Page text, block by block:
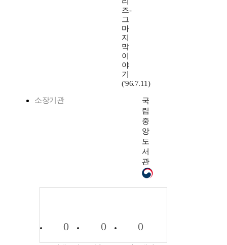
즈-
그
마
지
막
이
야
기
('96.7.11)
소장기관
국
립
중
앙
도
서
관
0 0 0